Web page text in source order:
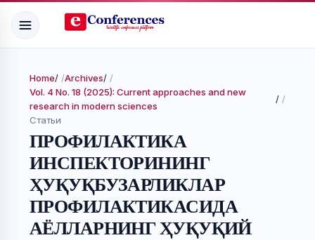
Home/ Archives/
Vol. 4 No. 18 (2025): Current approaches and new
research in modern sciences
/
Статьи
ПРОФИЛАКТИКА
ИНСПЕКТОРИНИНГ
ҲУҚУҚБУЗАРЛИКЛАР
ПРОФИЛАКТИКАСИДА
АЁЛЛАРНИНГ ҲУҚУҚИЙ